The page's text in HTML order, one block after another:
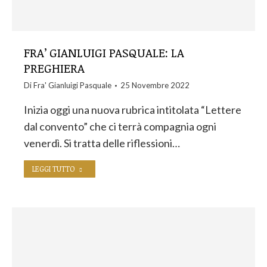
FRA’ GIANLUIGI PASQUALE: LA
PREGHIERA
DiFra' Gianluigi Pasquale 25 Novembre 2022
Inizia oggi una nuova rubrica intitolata “Lettere
dal convento” che ci terrà compagnia ogni
venerdì. Si tratta delle riflessioni…
LEGGI TUTTO